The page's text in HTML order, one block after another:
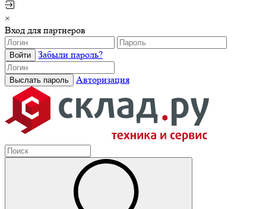
×
Вход для партнеров
Забыли пароль?
Авторизация